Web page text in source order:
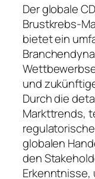
Der globale
Brustkrebs-
bietet ein
und
Durch die
Markttrends,
globalen
den
Erkenntnisse,